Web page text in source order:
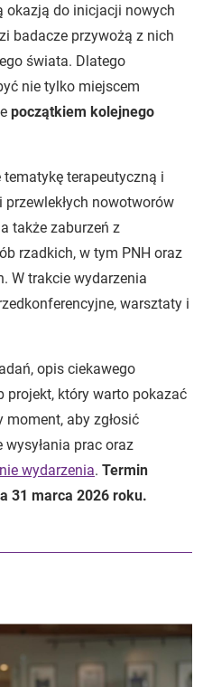
okazją do inicjacji nowych
badacze przywożą z nich
świata. Dlatego
nie tylko miejscem
początkiem kolejnego
terapeutyczną i
nowotworów
także zaburzeń z
rzadkich, w tym PNH oraz
W trakcie wydarzenia
warsztaty i
opis ciekawego
projekt, który warto pokazać
moment, aby zgłosić
wysyłania prac oraz
wydarzenia. Termin
31 marca 2026 roku.